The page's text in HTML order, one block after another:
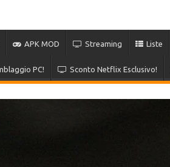
APK MOD Streaming Liste
PC! Sconto Netflix Esclusivo!